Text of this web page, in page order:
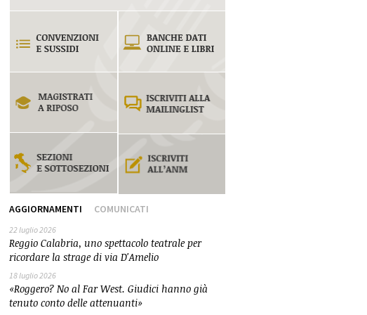
AGGIORNAMENTI COMUNICATI
22 luglio 2026
Reggio Calabria, uno spettacolo teatrale per
ricordare la strage di via D'Amelio
18 luglio 2026
«Roggero? No al Far West. Giudici hanno già
tenuto conto delle attenuanti»